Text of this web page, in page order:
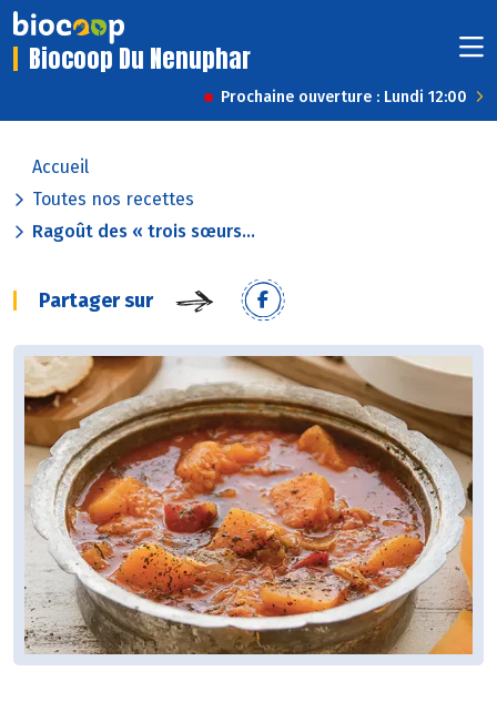
Biocoop Du Nenuphar
Prochaine ouverture : Lundi 12:00
Accueil
Toutes nos recettes
Ragoût des « trois sœurs...
Partager sur